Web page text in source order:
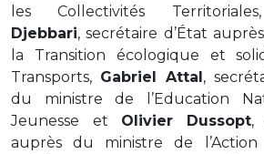
les Collectivités
Djebbari, secrétaire d’État
la Transition écologique et
Transports, Gabriel Attal,
du ministre de l’Education
Jeunesse et Olivier Dussopt,
auprès du ministre de